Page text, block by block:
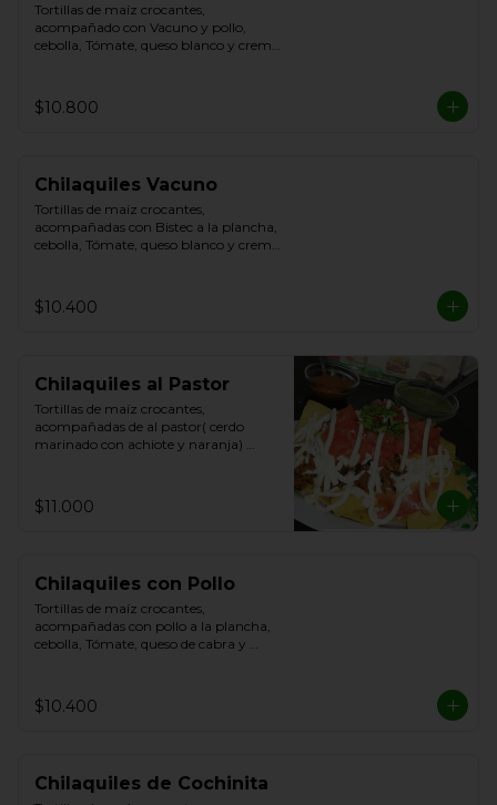
Tortillas de maíz crocantes,
acompañado con Vacuno y pollo,
cebolla, Tómate, queso blanco y crema
$10.800
Chilaquiles Vacuno
Tortillas de maíz crocantes,
acompañadas con Bistec a la plancha,
cebolla, Tómate, queso blanco y crema
$10.400
Chilaquiles al Pastor
Tortillas de maíz crocantes,
acompañadas de al pastor( cerdo
marinado con achiote y naranja)
$11.000
Chilaquiles con Pollo
Tortillas de maíz crocantes,
acompañadas con pollo a la plancha,
cebolla, Tómate, queso de cabra y
$10.400
Chilaquiles de Cochinita